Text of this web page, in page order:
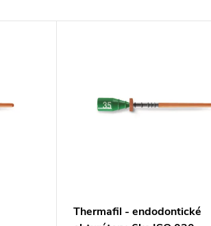
Thermafil - endodontické